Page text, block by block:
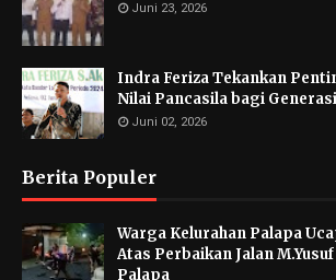
Juni 23, 2026
Indra Feriza Tekankan
Nilai Pancasila bagi
Juni 02, 2026
Berita Populer
Warga Kelurahan Palapa
Atas Perbaikan Jalan
Palapa